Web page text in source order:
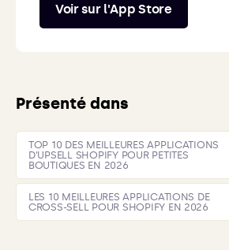
Voir sur l'App Store
Présenté dans
TOP 10 DES MEILLEURES APPLICATIONS
D'UPSELL SHOPIFY POUR PETITES
BOUTIQUES EN 2026
LES 10 MEILLEURES APPLICATIONS DE
CROSS-SELL POUR SHOPIFY EN 2026